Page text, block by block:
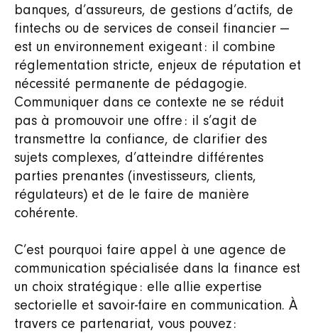
banques, d’assureurs, de gestions d’actifs, de
fintechs ou de services de conseil financier —
est un environnement exigeant : il combine
réglementation stricte, enjeux de réputation et
nécessité permanente de pédagogie.
Communiquer dans ce contexte ne se réduit
pas à promouvoir une offre : il s’agit de
transmettre la confiance, de clarifier des
sujets complexes, d’atteindre différentes
parties prenantes (investisseurs, clients,
régulateurs) et de le faire de manière
cohérente.
C’est pourquoi faire appel à une agence de
communication spécialisée dans la finance est
un choix stratégique : elle allie expertise
sectorielle et savoir-faire en communication. À
travers ce partenariat, vous pouvez :